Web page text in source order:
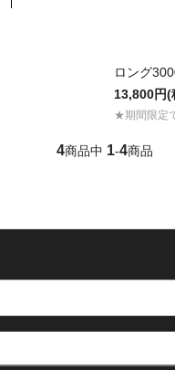
ロング
13,800円(
★期間限定
4商品中 1-4商品